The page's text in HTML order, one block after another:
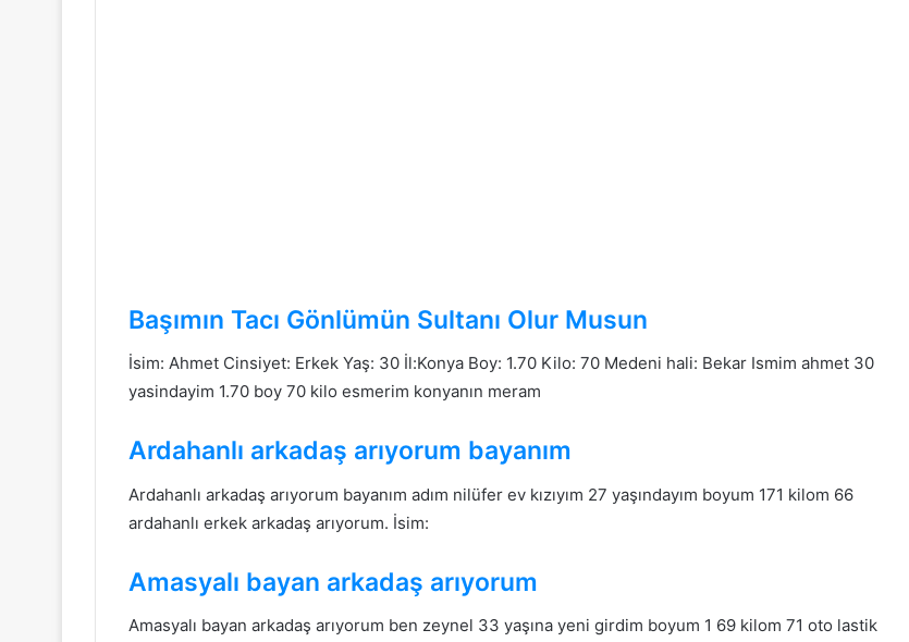
Başımın Tacı Gönlümün Sultanı Olur Musun
İsim: Ahmet Cinsiyet: Erkek Yaş: 30 İl:Konya Boy: 1.70 Kilo: 70 Medeni hali: Bekar Ismim ahmet 30
yasindayim 1.70 boy 70 kilo esmerim konyanın meram
Ardahanlı arkadaş arıyorum bayanım
Ardahanlı arkadaş arıyorum bayanım adım nilüfer ev kızıyım 27 yaşındayım boyum 171 kilom 66
ardahanlı erkek arkadaş arıyorum. İsim:
Amasyalı bayan arkadaş arıyorum
Amasyalı bayan arkadaş arıyorum ben zeynel 33 yaşına yeni girdim boyum 1 69 kilom 71 oto lastik